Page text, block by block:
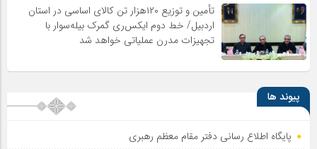
تأمین و توزیع ۱۲۰هزار تن کالای اساسی در استان
اردبیل/ خط دوم ایکس‌ری گمرک بیله‌سوار با
تجهیزات مدرن عملیاتی خواهد شد
پیوند ها
پایگاه اطلاع رسانی دفتر مقام معظم رهبری